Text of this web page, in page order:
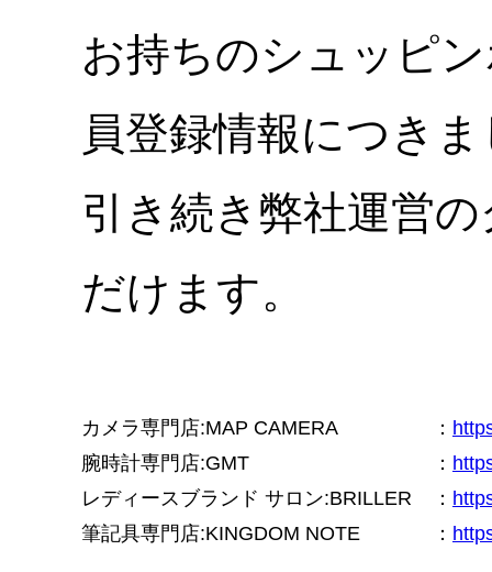
お持ちのシュッピ
員登録情報につき
引き続き弊社運営
だけます。
カメラ専門店:MAP CAMERA ：
腕時計専門店:GMT
：
レディースブランド サロン:BRILLER
：
筆記具専門店:KINGDOM NOTE
：